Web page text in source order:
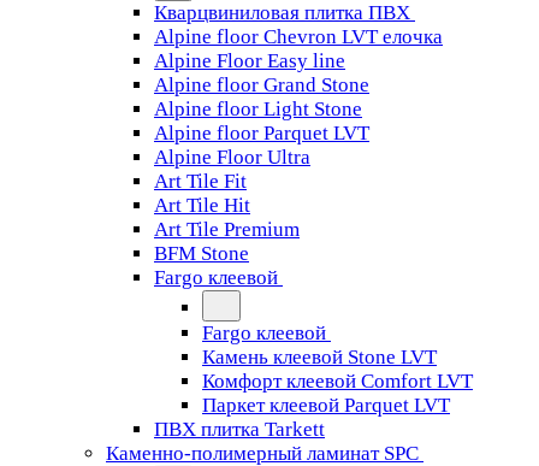
Кварцвиниловая плитка ПВХ
Alpine floor Chevron LVT елочка
Alpine Floor Easy line
Alpine floor Grand Stone
Alpine floor Light Stone
Alpine floor Parquet LVT
Alpine Floor Ultra
Art Tile Fit
Art Tile Hit
Art Tile Premium
BFM Stone
Fargo клеевой
Fargo клеевой
Камень клеевой Stone LVT
Комфорт клеевой Comfort LVT
Паркет клеевой Parquet LVT
ПВХ плитка Tarkett
Каменно-полимерный ламинат SPC